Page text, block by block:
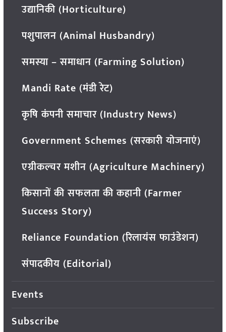
उद्यानिकी (Horticulture)
पशुपालन (Animal Husbandry)
समस्या – समाधान (Farming Solution)
Mandi Rate (मंडी रेट)
कृषि कंपनी समाचार (Industry News)
Government Schemes (सरकारी योजनाएं)
एग्रीकल्चर मशीन (Agriculture Machinery)
किसानों की सफलता की कहानी (Farmer
Success Story)
Reliance Foundation (रिलायंस फाउंडेशन)
संपादकीय (Editorial)
Events
Subscribe